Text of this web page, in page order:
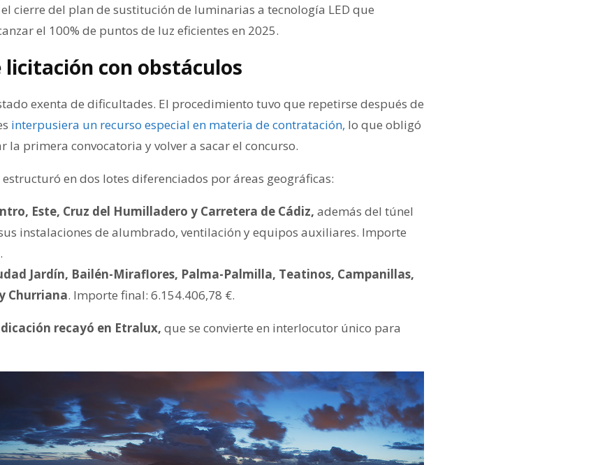
cierre del plan de sustitución de luminarias a tecnología LED que
el 100% de puntos de luz eficientes en 2025.
licitación con obstáculos
exenta de dificultades. El procedimiento tuvo que repetirse después de
interpusiera un recurso especial en materia de contratación, lo que obligó
la primera convocatoria y volver a sacar el concurso.
estructuró en dos lotes diferenciados por áreas geográficas:
Este, Cruz del Humilladero y Carretera de Cádiz, además del túnel
instalaciones de alumbrado, ventilación y equipos auxiliares. Importe
Jardín, Bailén-Miraflores, Palma-Palmilla, Teatinos, Campanillas,
Churriana. Importe final: 6.154.406,78 €.
recayó en Etralux, que se convierte en interlocutor único para